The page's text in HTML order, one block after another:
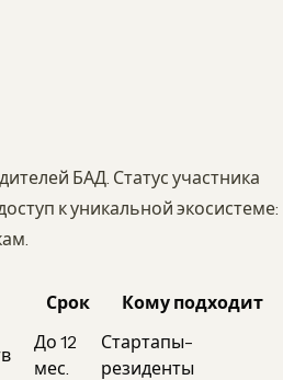
БАД. Статус участника
к уникальной экосистеме:
Срок Кому подходит
До 12
мес.
Стартапы-
резиденты